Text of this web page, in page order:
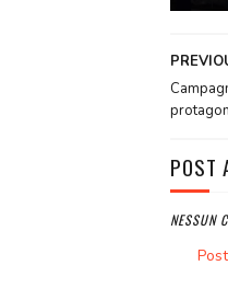
POST
NESSUN